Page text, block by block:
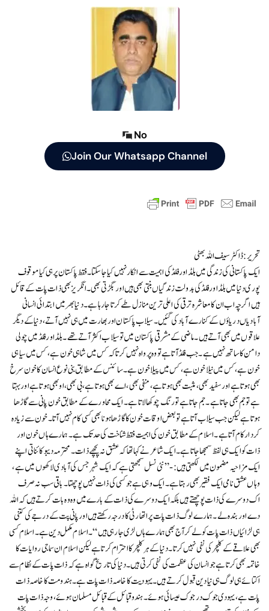
No
Join Our Whatsapp Channel
تحریر: ڈاکٹر سیف اللہ بھٹی
ایک پاکستانی کی زندگی میں بلڈ اور فلڈ کی اہمیت سے انکار نہیں کیا جا سکتا ۔ فقط پاکستان پر ہی کیا موقوف
پوری دنیا میں بلڈ اور فلڈ کی بدولت زندگیاں بنتی بھی ہیں اور بگڑتی بھی۔انگریز بھی ذات پات کے قائل
ہیں اگرچہ اب ان کا معاشرہ ترقی کی اعلی ترین منازل طے کرتا جا رہا ہے ۔دنیا بھر میں ابتدائی انسانی
آبادیاں دریاؤں کے کنارے آباد کی گئیں ۔سیلاب پاکستان اور بھارت میں ہی نہیں آتے ، دنیا کے دیگر
علاقوں میں بھی آتے ہیں ۔ ماضی کے مشرقی پاکستان میں تو سیلاب اکثر آتے تھے ۔بلڈ اور فلڈ میں چولی
دامن کا ساتھ نہیں ہے ۔ جب فلڈ آتا ہے تو وہ پرواہ نہیں کرتا کہ کس میں شاہی خون ہے ، کس میں سیاہی
خون ہے، کس میں نیلا خون ہے، کس میں پیلا خون ہے ۔ سائنس کے مطابق بنی نوع انسان کا خون سرخ
بھی ہوتا ہے اور سفید بھی ، مثبت بھی ہوتا ہے ، منفی بھی ، اے بھی ہوتا ہے ، بی بھی، او بھی ہوتا ہے اور بہتا
ہے تو جم بھی جاتا ہے ۔ جم جاتا ہے تو رنگ چوکھا لاتا ہے ۔ ایک محاورے کے مطابق خون پانی سے گاڑھا
ہوتا ہے لیکن جب سیلاب آتا ہے تو بعض اوقات خون کا گاڑھا ہونا بھی کسی کام نہیں آتا ۔ خون سے زیادہ
کردار کام آتا ہے ۔ اسلام کے مطابق خون کی اہمیت فقط شناخت کی حد تک ہے ۔ ہمارے ہاں خون اور
ذات کو ایک ہی لفظ سمجھا جاتا ہے ۔ایک شاعر نے کہا تھا کہ عشق نہ پچھے ذات ۔ محترمہ دیبو کائناتی اپنے
ایک مزاحیہ مضمون میں لکھتی ہیں :-” نئی نسل سمجھتی ہے کہ ایک شہر جس کی آبادی لاکھوں میں ہے ،
وہاں عشق نامی ایک فقیر بھی رہتا ہے ۔ ایک وہی ہے جو کسی کی ذات نہیں پوچھتا ۔ باقی سب نہ صرف
اک دوسرے کی ذات پوچھتے ہیں بلکہ ایک دوسرے کی ذات کے بارے میں وہ وہ بات کرتے ہیں کہ اللہ
دے اور بندہ لے ۔ ہمارے لوگ ذات پات پر اتھارٹی کا درجہ رکھتے ہیں اور پانی پت کے درجے کی کتنی
ہی لڑائیاں ذات پات کو لے کر آج بھی ہمارے ہاں لڑی جا رہی ہیں “۔ اسلام مکمل دین ہے ۔ اسلام کسی
بھی علاقے کے کلچر کی نفی نہیں کرتا ۔ دنیا کے ہر کلچر کا احترام کرتا ہے لیکن اسلام ان سماجی روایات کا
خاتمہ بھی کرتا ہے جو انسان کی عظمت کی نفی کرتی ہیں ۔دنیا کی تاریخ گواہ ہے کہ ذات پات کے نظام سے
اکتائے ہی لوگ ہی نیا دین قبول کرتے ہیں ۔ یہودیت کا خاصہ ذات پات ہے ۔ ہندو مت کا خاصہ ذات
پات ہے ، یہودی جوک در جوک عیسائی ہوئے ۔ ہندو قبائل کے قبائل مسلمان ہوئے ، وجہ ذات پات